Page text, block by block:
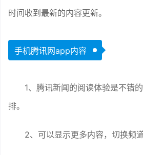
时间收到最新的内容更新。
手机腾讯网app内容
1、腾讯新闻的阅读体验是不错
排。
2、可以显示更多内容，切换频